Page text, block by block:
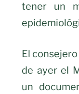
tener un
El
de ayer el
un